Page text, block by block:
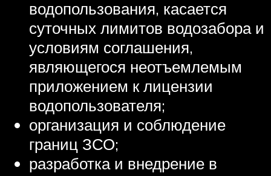
водопользования, касается
суточных лимитов водозабора и
условиям соглашения,
являющегося неотъемлемым
приложением к лицензии
водопользователя;
организация и соблюдение
границ ЗСО;
разработка и внедрение в